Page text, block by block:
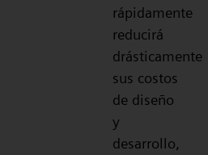
rápidamente
reducirá
drásticamente
sus costos
de diseño
y
desarrollo,